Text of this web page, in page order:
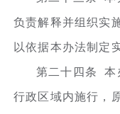
负责解释并组织实
以依据本办法制定
第二十四条 本
行政区域内施行，